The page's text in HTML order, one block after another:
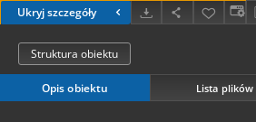
Ukryj szczegóły
Struktura obiektu
Opis obiektu Lista plików